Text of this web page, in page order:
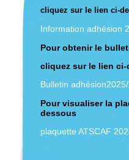
cliquez sur le lien ci-
Information adhésion
Pour obtenir le
cliquez sur le lien
Bulletin
Pour visualiser la
dessous
plaquette ATSCAF